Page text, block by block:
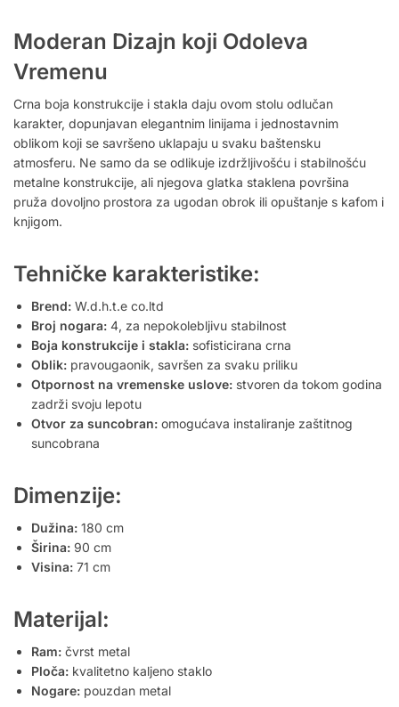
Moderan Dizajn koji Odoleva
Vremenu
Crna boja konstrukcije i stakla daju ovom stolu odlučan
karakter, dopunjavan elegantnim linijama i jednostavnim
oblikom koji se savršeno uklapaju u svaku baštensku
atmosferu. Ne samo da se odlikuje izdržljivošću i stabilnošću
metalne konstrukcije, ali njegova glatka staklena površina
pruža dovoljno prostora za ugodan obrok ili opuštanje s kafom i
knjigom.
Tehničke karakteristike:
Brend: W.d.h.t.e co.ltd
Broj nogara: 4, za nepokolebljivu stabilnost
Boja konstrukcije i stakla: sofisticirana crna
Oblik: pravougaonik, savršen za svaku priliku
Otpornost na vremenske uslove: stvoren da tokom godina
zadrži svoju lepotu
Otvor za suncobran: omogućava instaliranje zaštitnog
suncobrana
Dimenzije:
Dužina: 180 cm
Širina: 90 cm
Visina: 71 cm
Materijal:
Ram: čvrst metal
Ploča: kvalitetno kaljeno staklo
Nogare: pouzdan metal